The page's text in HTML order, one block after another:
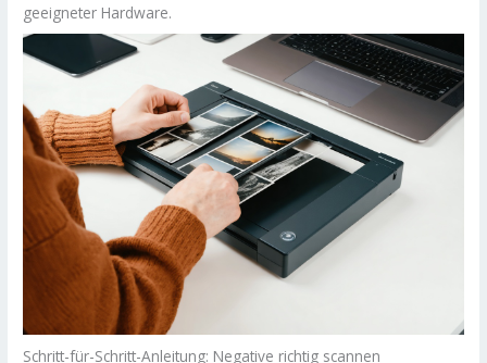
geeigneter Hardware.
Schritt-für-Schritt-Anleitung: Negative richtig scannen